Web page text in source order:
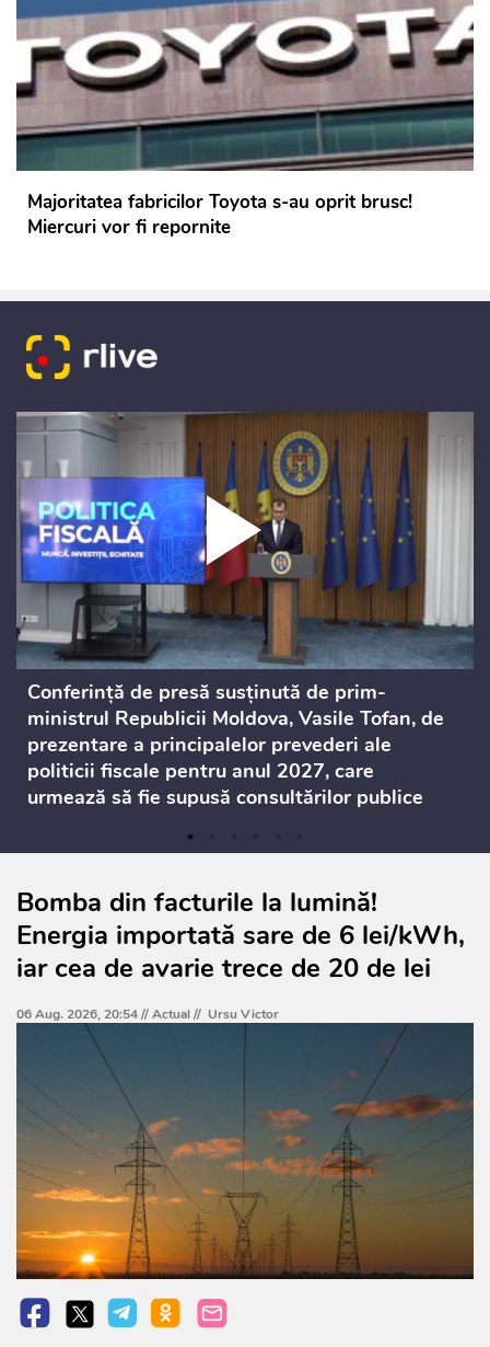
Majoritatea fabricilor Toyota s-au oprit brusc!
Miercuri vor fi repornite
Conferință de presă susținută de prim-
ministrul Republicii Moldova, Vasile Tofan, de
prezentare a principalelor prevederi ale
politicii fiscale pentru anul 2027, care
urmează să fie supusă consultărilor publice
Bomba din facturile la lumină!
Energia importată sare de 6 lei/kWh,
iar cea de avarie trece de 20 de lei
06 Aug. 2026, 20:54 //Actual// Ursu Victor